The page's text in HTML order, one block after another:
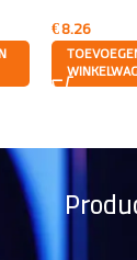
€8.26